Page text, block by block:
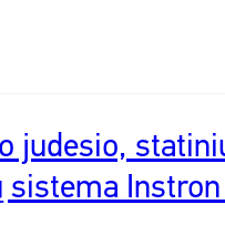
judesio,
sistema